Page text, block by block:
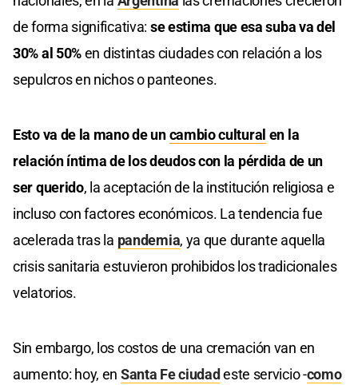
de forma significativa: se estima que esa suba va del
30% al 50%en distintas ciudades con relación a los
sepulcros en nichos o panteones.
Esto va de la mano de uncambio cultural en la
relación íntima de los deudos con la pérdida de un
ser querido, la aceptación de la institución religiosa e
incluso con factores económicos. La tendencia fue
acelerada tras la pandemia, ya que durante aquella
crisis sanitaria estuvieron prohibidos los tradicionales
velatorios.
Sin embargo, los costos de una cremación van en
aumento: hoy, en Santa Fe ciudadeste servicio -como